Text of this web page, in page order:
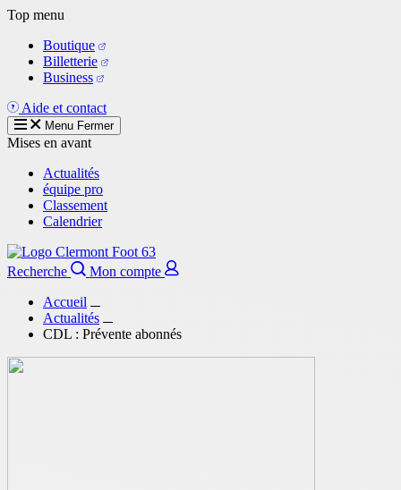
Aller
contenu
principal
Top menu
Boutique
Billetterie
Business
Aide et contact
Menu Fermer
Mises en avant
Actualités
équipe pro
Classement
Calendrier
Recherche
Mon compte
Accueil
Actualités
CDL : Prévente abonnés